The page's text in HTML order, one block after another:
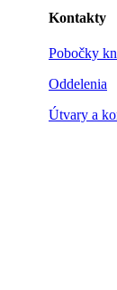
Kontakty
Pobočky
Oddelenia
Útvary a